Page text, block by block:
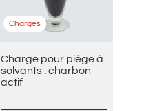
Charges
Charge pour piège à
solvants : charbon
actif